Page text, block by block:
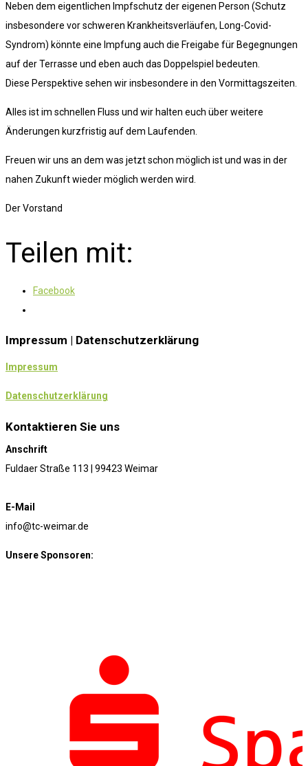
Neben dem eigentlichen Impfschutz der eigenen Person (Schutz
insbesondere vor schweren Krankheitsverläufen, Long-Covid-
Syndrom) könnte eine Impfung auch die Freigabe für Begegnungen
auf der Terrasse und eben auch das Doppelspiel bedeuten.
Diese Perspektive sehen wir insbesondere in den Vormittagszeiten.
Alles ist im schnellen Fluss und wir halten euch über weitere
Änderungen kurzfristig auf dem Laufenden.
Freuen wir uns an dem was jetzt schon möglich ist und was in der
nahen Zukunft wieder möglich werden wird.
Der Vorstand
Teilen mit:
Facebook
Impressum | Datenschutzerklärung
Impressum
Datenschutzerklärung
Kontaktieren Sie uns
Anschrift
Fuldaer Straße 113 | 99423 Weimar
E-Mail
info@tc-weimar.de
Unsere Sponsoren: